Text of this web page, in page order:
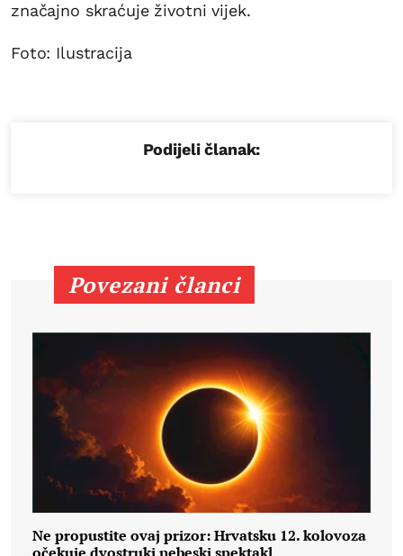
značajno skraćuje životni vijek.
Foto: Ilustracija
Podijeli članak:
Povezani članci
Ne propustite ovaj prizor: Hrvatsku 12. kolovoza